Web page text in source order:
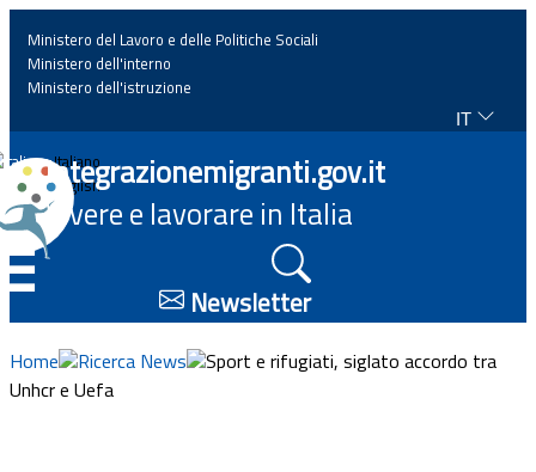
Home
News
Approfondimenti
Eventi
Ministero del Lavoro e delle Politiche Sociali
Ministero dell'interno
Ministero dell'istruzione
IT
Italiano
English
Integrazionemigranti.gov.it
Vivere e lavorare in Italia
Newsletter
Home Ricerca News
Sport e rifugiati, siglato accordo tra
Unhcr e Uefa